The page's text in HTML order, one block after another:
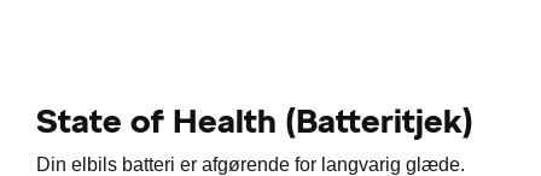
State of Health (Batteritjek)
Din elbils batteri er afgørende for langvarig glæde.